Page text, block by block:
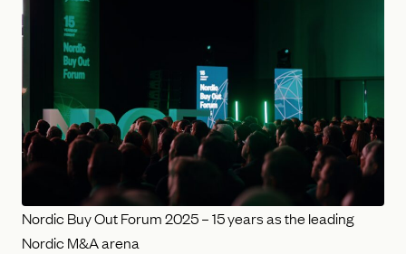
Nordic Buy Out Forum 2025 – 15 years as the leading
Nordic M&A arena